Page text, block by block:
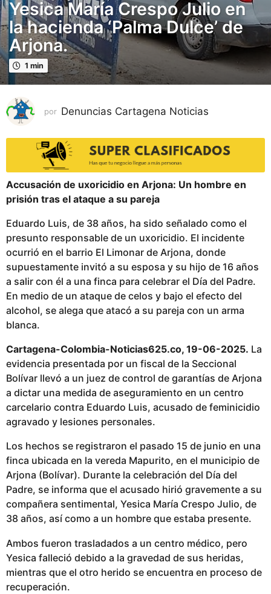
o
p
u
b
l
i
c
a
a
ñ
o
p
u
b
l
i
c
a
d
Yesica María Crespo Julio en
la hacienda ‘Palma Dulce’ de
Arjona.
1 min
por Denuncias Cartagena Noticias
Accusación de uxoricidio en Arjona: Un hombre en
prisión tras el ataque a su pareja
Eduardo Luis, de 38 años, ha sido señalado como el
presunto responsable de un uxoricidio. El incidente
ocurrió en el barrio El Limonar de Arjona, donde
supuestamente invitó a su esposa y su hijo de 16 años
a salir con él a una finca para celebrar el Día del Padre.
En medio de un ataque de celos y bajo el efecto del
alcohol, se alega que atacó a su pareja con un arma
blanca.
Cartagena-Colombia-Noticias625.co, 19-06-2025. La
evidencia presentada por un fiscal de la Seccional
Bolívar llevó a un juez de control de garantías de Arjona
a dictar una medida de aseguramiento en un centro
carcelario contra Eduardo Luis, acusado de feminicidio
agravado y lesiones personales.
Los hechos se registraron el pasado 15 de junio en una
finca ubicada en la vereda Mapurito, en el municipio de
Arjona (Bolívar). Durante la celebración del Día del
Padre, se informa que el acusado hirió gravemente a su
compañera sentimental, Yesica María Crespo Julio, de
38 años, así como a un hombre que estaba presente.
Ambos fueron trasladados a un centro médico, pero
Yesica falleció debido a la gravedad de sus heridas,
mientras que el otro herido se encuentra en proceso de
recuperación.